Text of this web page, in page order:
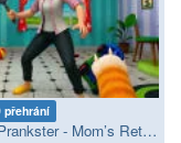
přehrání
Bad Cat Prankster - Mom’s Return